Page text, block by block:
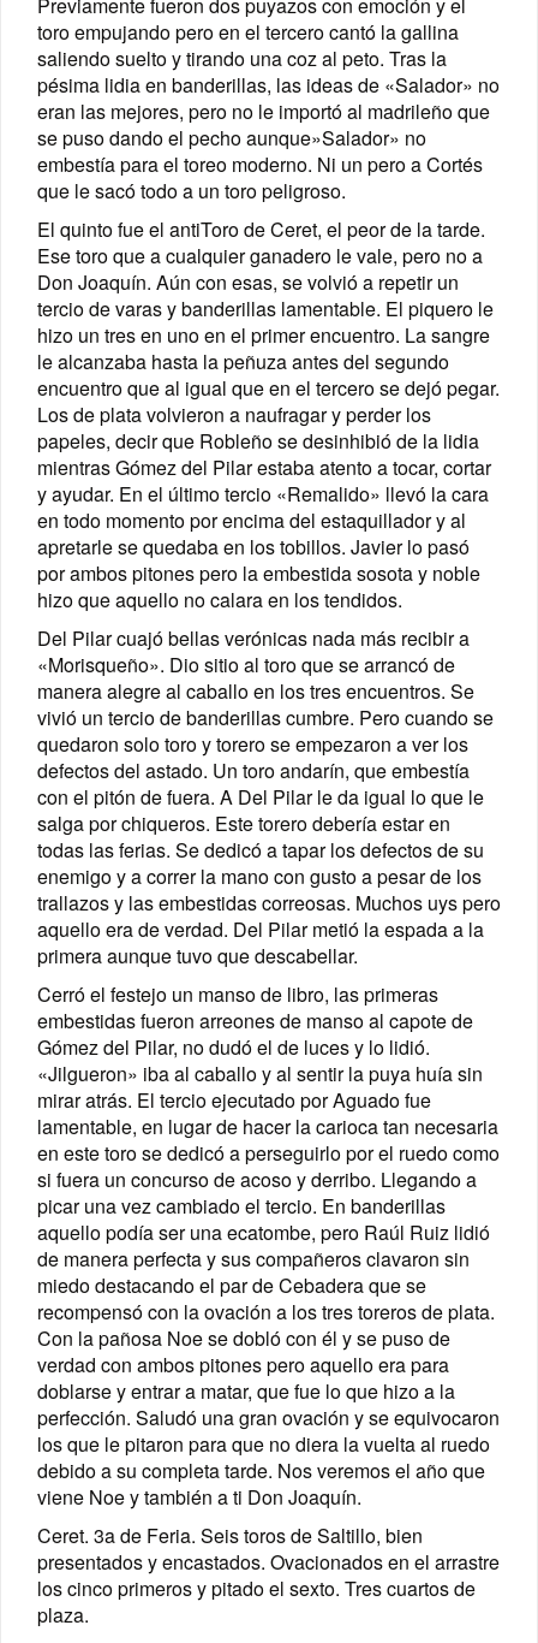
Previamente fueron dos puyazos con emoción y el
toro empujando pero en el tercero cantó la gallina
saliendo suelto y tirando una coz al peto. Tras la
pésima lidia en banderillas, las ideas de «Salador» no
eran las mejores, pero no le importó al madrileño que
se puso dando el pecho aunque»Salador» no
embestía para el toreo moderno. Ni un pero a Cortés
que le sacó todo a un toro peligroso.
El quinto fue el antiToro de Ceret, el peor de la tarde.
Ese toro que a cualquier ganadero le vale, pero no a
Don Joaquín. Aún con esas, se volvió a repetir un
tercio de varas y banderillas lamentable. El piquero le
hizo un tres en uno en el primer encuentro. La sangre
le alcanzaba hasta la peñuza antes del segundo
encuentro que al igual que en el tercero se dejó pegar.
Los de plata volvieron a naufragar y perder los
papeles, decir que Robleño se desinhibió de la lidia
mientras Gómez del Pilar estaba atento a tocar, cortar
y ayudar. En el último tercio «Remalido» llevó la cara
en todo momento por encima del estaquillador y al
apretarle se quedaba en los tobillos. Javier lo pasó
por ambos pitones pero la embestida sosota y noble
hizo que aquello no calara en los tendidos.
Del Pilar cuajó bellas verónicas nada más recibir a
«Morisqueño». Dio sitio al toro que se arrancó de
manera alegre al caballo en los tres encuentros. Se
vivió un tercio de banderillas cumbre. Pero cuando se
quedaron solo toro y torero se empezaron a ver los
defectos del astado. Un toro andarín, que embestía
con el pitón de fuera. A Del Pilar le da igual lo que le
salga por chiqueros. Este torero debería estar en
todas las ferias. Se dedicó a tapar los defectos de su
enemigo y a correr la mano con gusto a pesar de los
trallazos y las embestidas correosas. Muchos uys pero
aquello era de verdad. Del Pilar metió la espada a la
primera aunque tuvo que descabellar.
Cerró el festejo un manso de libro, las primeras
embestidas fueron arreones de manso al capote de
Gómez del Pilar, no dudó el de luces y lo lidió.
«Jilgueron» iba al caballo y al sentir la puya huía sin
mirar atrás. El tercio ejecutado por Aguado fue
lamentable, en lugar de hacer la carioca tan necesaria
en este toro se dedicó a perseguirlo por el ruedo como
si fuera un concurso de acoso y derribo. Llegando a
picar una vez cambiado el tercio. En banderillas
aquello podía ser una ecatombe, pero Raúl Ruiz lidió
de manera perfecta y sus compañeros clavaron sin
miedo destacando el par de Cebadera que se
recompensó con la ovación a los tres toreros de plata.
Con la pañosa Noe se dobló con él y se puso de
verdad con ambos pitones pero aquello era para
doblarse y entrar a matar, que fue lo que hizo a la
perfección. Saludó una gran ovación y se equivocaron
los que le pitaron para que no diera la vuelta al ruedo
debido a su completa tarde. Nos veremos el año que
viene Noe y también a ti Don Joaquín.
Ceret. 3a de Feria. Seis toros de Saltillo, bien
presentados y encastados. Ovacionados en el arrastre
los cinco primeros y pitado el sexto. Tres cuartos de
plaza.